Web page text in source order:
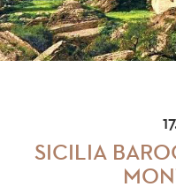
SICILIA